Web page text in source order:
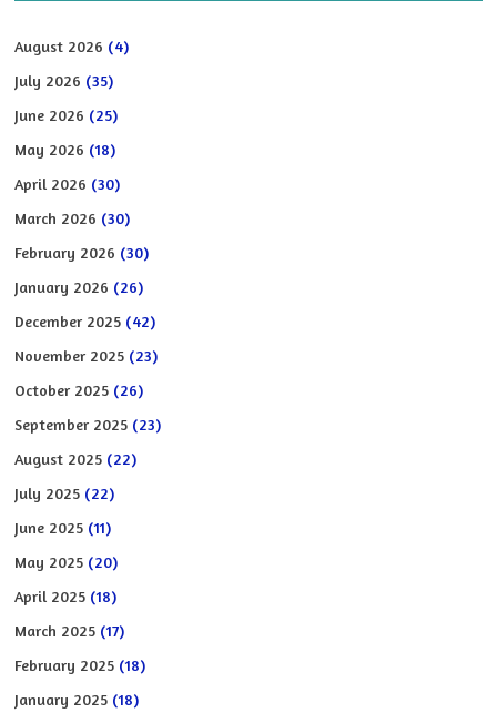
August 2026 (4)
July 2026 (35)
June 2026 (25)
May 2026 (18)
April 2026 (30)
March 2026 (30)
February 2026 (30)
January 2026 (26)
December 2025 (42)
November 2025 (23)
October 2025 (26)
September 2025 (23)
August 2025 (22)
July 2025 (22)
June 2025 (11)
May 2025 (20)
April 2025 (18)
March 2025 (17)
February 2025 (18)
January 2025 (18)